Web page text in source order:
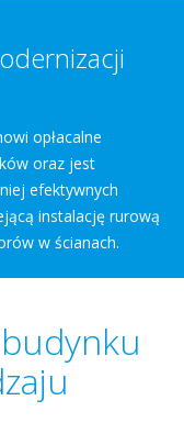
opłacalne
oraz jest
efektywnych
instalację rurową
w ścianach.